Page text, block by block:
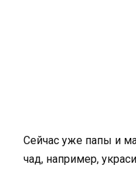
Сейчас уже папы и
чад, например,